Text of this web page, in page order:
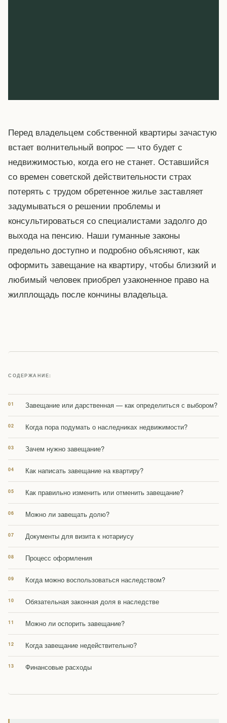
Перед владельцем собственной квартиры зачастую
встает волнительный вопрос — что будет с
недвижимостью, когда его не станет. Оставшийся
со времен советской действительности страх
потерять с трудом обретенное жилье заставляет
задумываться о решении проблемы и
консультироваться со специалистами задолго до
выхода на пенсию. Наши гуманные законы
предельно доступно и подробно объясняют, как
оформить завещание на квартиру, чтобы близкий и
любимый человек приобрел узаконенное право на
жилплощадь после кончины владельца.
СОДЕРЖАНИЕ:
Завещание или дарственная — как определиться с выбором?
Когда пора подумать о наследниках недвижимости?
Зачем нужно завещание?
Как написать завещание на квартиру?
Как правильно изменить или отменить завещание?
Можно ли завещать долю?
Документы для визита к нотариусу
Процесс оформления
Когда можно воспользоваться наследством?
Обязательная законная доля в наследстве
Можно ли оспорить завещание?
Когда завещание недействительно?
Финансовые расходы